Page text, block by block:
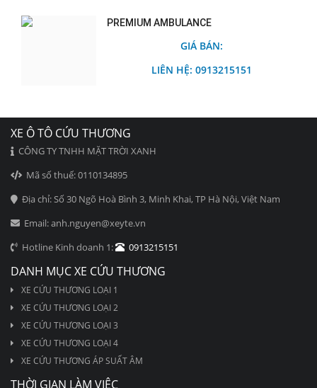
PREMIUM AMBULANCE
GIÁ BÁN:
LIÊN HỆ: 0913215151
XE Ô TÔ CỨU THƯƠNG
CÔNG TY TNHH MẶT TRỜI XANH
Mã số thuế: 0110134895
Địa chỉ: Số 30 Ngõ Hoà Bình 3, Minh Khai, TP Hà Nội, Việt Nam
Email: anh.nguyen@xeyte.vn
Hotline Kinh doanh 1:
0913215151
DANH MỤC XE CỨU THƯƠNG
XE CỨU THƯƠNG LOẠI 1
XE CỨU THƯƠNG LOẠI 2
XE CỨU THƯƠNG LOẠI 3
XE CỨU THƯƠNG LOẠI 4
XE CỨU THƯƠNG ÁP SUẤT ÂM
THỜI GIAN LÀM VIỆC